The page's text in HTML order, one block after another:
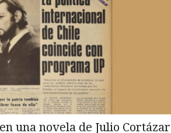
una novela de Julio Cortázar